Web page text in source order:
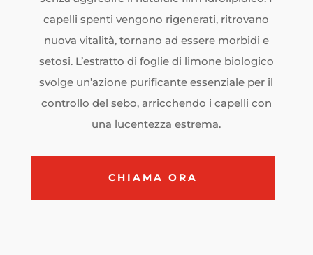
capelli spenti vengono rigenerati, ritrovano
nuova vitalità, tornano ad essere morbidi e
setosi. L’estratto di foglie di limone biologico
svolge un’azione purificante essenziale per il
controllo del sebo, arricchendo i capelli con
una lucentezza estrema.
CHIAMA ORA